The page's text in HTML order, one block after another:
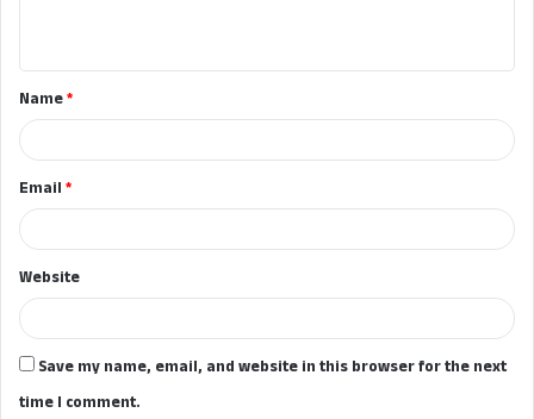
t
*Name*
Email*
Website
Save my name, email, and website in this browser for the next
time I comment.